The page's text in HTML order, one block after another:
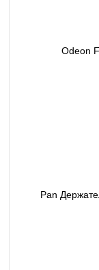
Odeon
Pan